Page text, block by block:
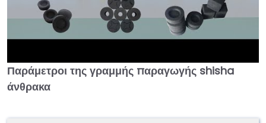
►
Παράμετροι της γραμμής παραγωγής shisha
άνθρακα